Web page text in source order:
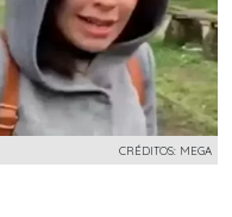
CRÉDITOS: MEGA